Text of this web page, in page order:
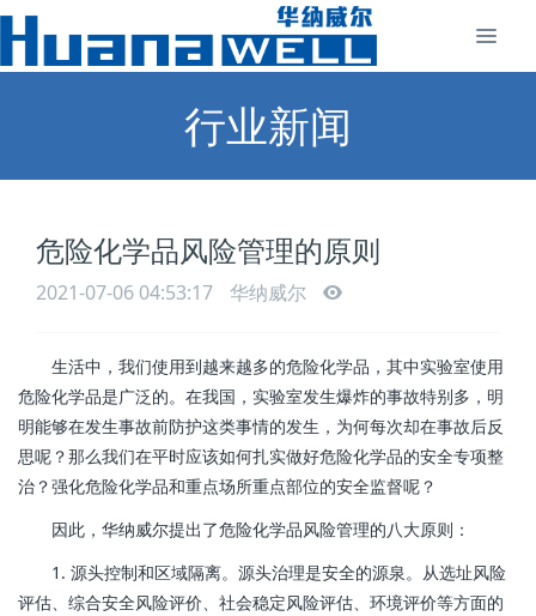
行业新闻
危险化学品风险管理的原则
2021-07-06 04:53:17 华纳威尔
生活中，我们使用到越来越多的危险化学品，其中实验室使用
危险化学品是广泛的。在我国，实验室发生爆炸的事故特别多，明
明能够在发生事故前防护这类事情的发生，为何每次却在事故后反
思呢？那么我们在平时应该如何扎实做好危险化学品的安全专项整
治？强化危险化学品和重点场所重点部位的安全监督呢？
因此，华纳威尔提出了危险化学品风险管理的八大原则：
1. 源头控制和区域隔离。源头治理是安全的源泉。从选址风险
评估、综合安全风险评价、社会稳定风险评估、环境评价等方面的